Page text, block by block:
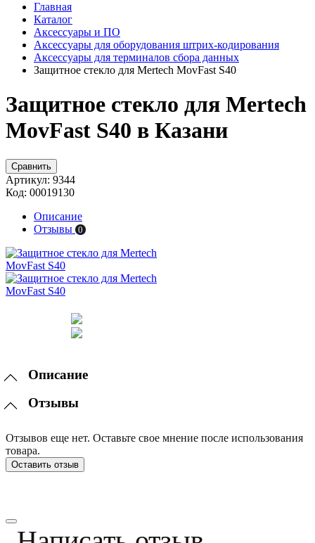
Главная
Каталог
Аксессуары и ПО
Аксессуары для оборудования штрих-кодирования
Аксессуары для терминалов сбора данных
Защитное стекло для Mertech MovFast S40
Защитное стекло для Mertech
MovFast S40 в Казани
Сравнить
Артикул: 9344
Код: 00019130
Описание
Отзывы 0
Описание
Отзывы
Отзывов еще нет. Оставьте свое мнение после использования
товара.
Оставить отзыв